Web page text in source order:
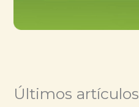
Últimos artículos